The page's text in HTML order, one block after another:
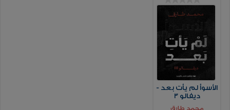
الأسوأ لم يأت بعد -
ديفالو 3
محمد طارق